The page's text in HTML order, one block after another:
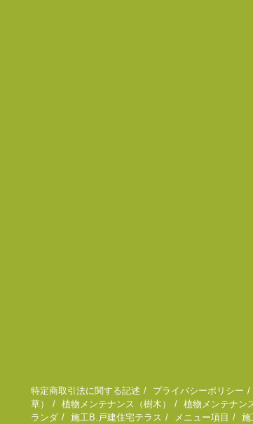
特定商取引法に関する記述 プライバシーポリシー
草）
植物メンテナンス（樹木） 植物メンテナン
ランダ
施工B.戸建住宅テラス メニュー項目 施